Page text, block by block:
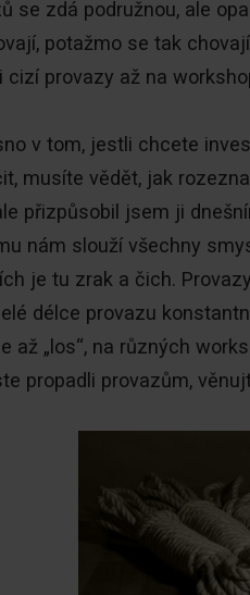
se zdá podružnou, ale
potažmo se tak
cizí provazy až na
v tom, jestli chcete
musíte vědět, jak
přizpůsobil jsem ji
nám slouží všechny
je tu zrak a čich.
délce provazu
až „los“, na různých
propadli provazům,